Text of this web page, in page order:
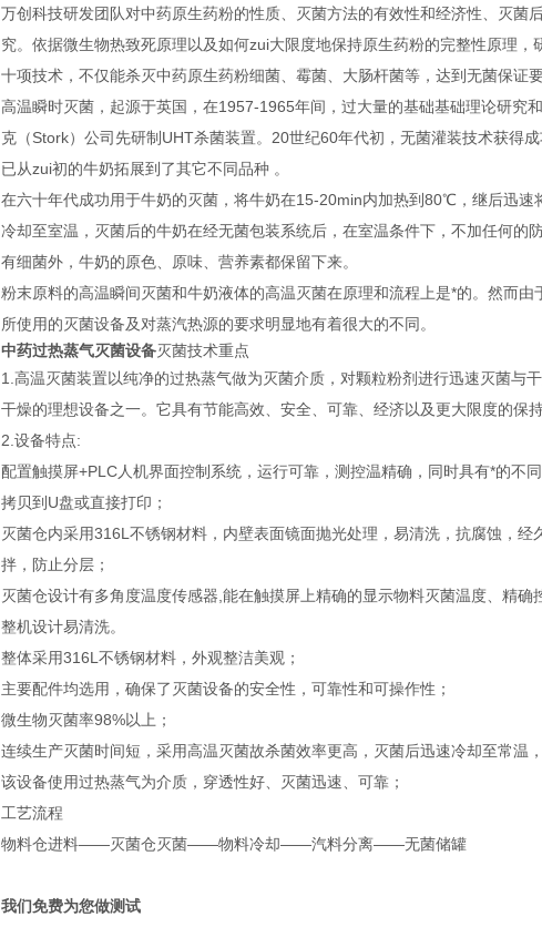
万创科技研发团队对中药原生药粉的性质、灭菌方法的有效性和经济性、灭菌
究。依据微生物热致死原理以及如何zui大限度地保持原生药粉的完整性原理
十项技术，不仅能杀灭中药原生药粉细菌、霉菌、大肠杆菌等，达到无菌保证
高温瞬时灭菌，起源于英国，在1957-1965年间，过大量的基础基础理论研究
克（Stork）公司先研制UHT杀菌装置。20世纪60年代初，无菌灌装技术获得
已从zui初的牛奶拓展到了其它不同品种 。
在六十年代成功用于牛奶的灭菌，将牛奶在15-20min内加热到80℃，继后迅
冷却至室温，灭菌后的牛奶在经无菌包装系统后，在室温条件下，不加任何的
有细菌外，牛奶的原色、原味、营养素都保留下来。
粉末原料的高温瞬间灭菌和牛奶液体的高温灭菌在原理和流程上是*的。然而
所使用的灭菌设备及对蒸汽热源的要求明显地有着很大的不同。
中药过热蒸气灭菌设备灭菌技术重点
1.高温灭菌装置以纯净的过热蒸气做为灭菌介质，对颗粒粉剂进行迅速灭菌与
干燥的理想设备之一。它具有节能高效、安全、可靠、经济以及更大限度的保
2.设备特点:
配置触摸屏+PLC人机界面控制系统，运行可靠，测控温精确，同时具有*的不
拷贝到U盘或直接打印；
灭菌仓内采用316L不锈钢材料，内壁表面镜面抛光处理，易清洗，抗腐蚀，
拌，防止分层；
灭菌仓设计有多角度温度传感器,能在触摸屏上精确的显示物料灭菌温度、精确
整机设计易清洗。
整体采用316L不锈钢材料，外观整洁美观；
主要配件均选用，确保了灭菌设备的安全性，可靠性和可操作性；
微生物灭菌率98%以上；
连续生产灭菌时间短，采用高温灭菌故杀菌效率更高，灭菌后迅速冷却至常温
该设备使用过热蒸气为介质，穿透性好、灭菌迅速、可靠；
工艺流程
物料仓进料——灭菌仓灭菌——物料冷却——汽料分离——无菌储罐
我们免费为您做测试